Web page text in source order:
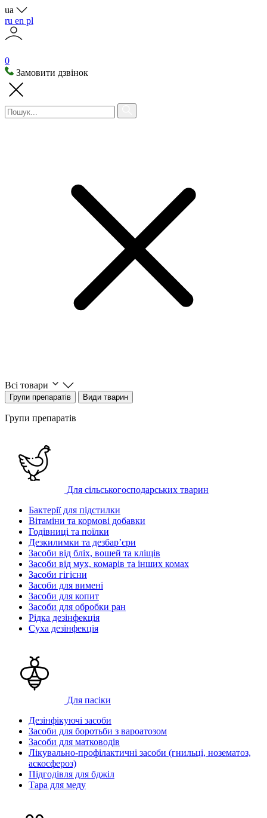
ua
ru en pl
0
Замовити дзвінок
Всі товари
Групи препаратів Види тварин
Групи препаратів
Для сільськогосподарських тварин
Бактерії для підстилки
Вітаміни та кормові добавки
Годівниці та поїлки
Дезкилимки та дезбарʼєри
Засоби від бліх, вошей та кліщів
Засоби від мух, комарів та інших комах
Засоби гігієни
Засоби для вимені
Засоби для копит
Засоби для обробки ран
Рідка дезінфекція
Суха дезінфекція
Для пасіки
Дезінфікуючі засоби
Засоби для боротьби з вароатозом
Засоби для матководів
Лікувально-профілактичні засоби (гнильці, нозематоз,
аскосфероз)
Підгодівля для бджіл
Тара для меду